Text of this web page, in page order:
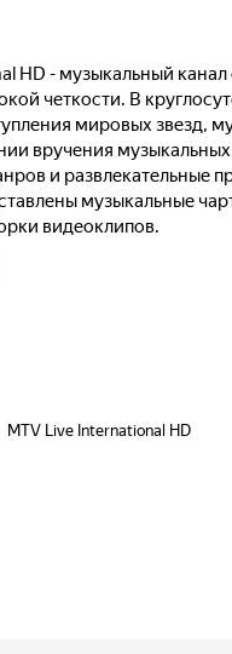
HD - музыкальный канал
четкости. В
мировых звезд,
вручения
и развлекательные
музыкальные
видеоклипов.
MTV Live International HD